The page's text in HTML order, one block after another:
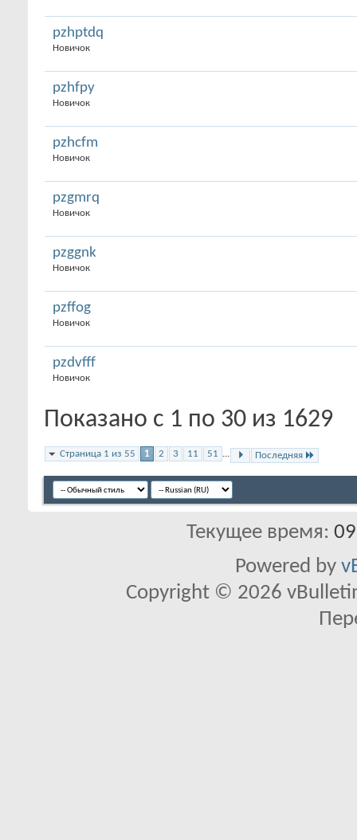
pzhptdq
Новичок
pzhfpy
Новичок
pzhcfm
Новичок
pzgmrq
Новичок
pzggnk
Новичок
pzffog
Новичок
pzdvfff
Новичок
Показано с 1 по 30 из 1629
Страница 1 из 55 1 2 3 11 51 ... Последняя
Текущее время:
Powered by
Copyright © 2026